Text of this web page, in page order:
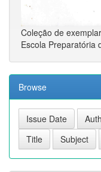
Coleção de
Escola Preparatória
Browse